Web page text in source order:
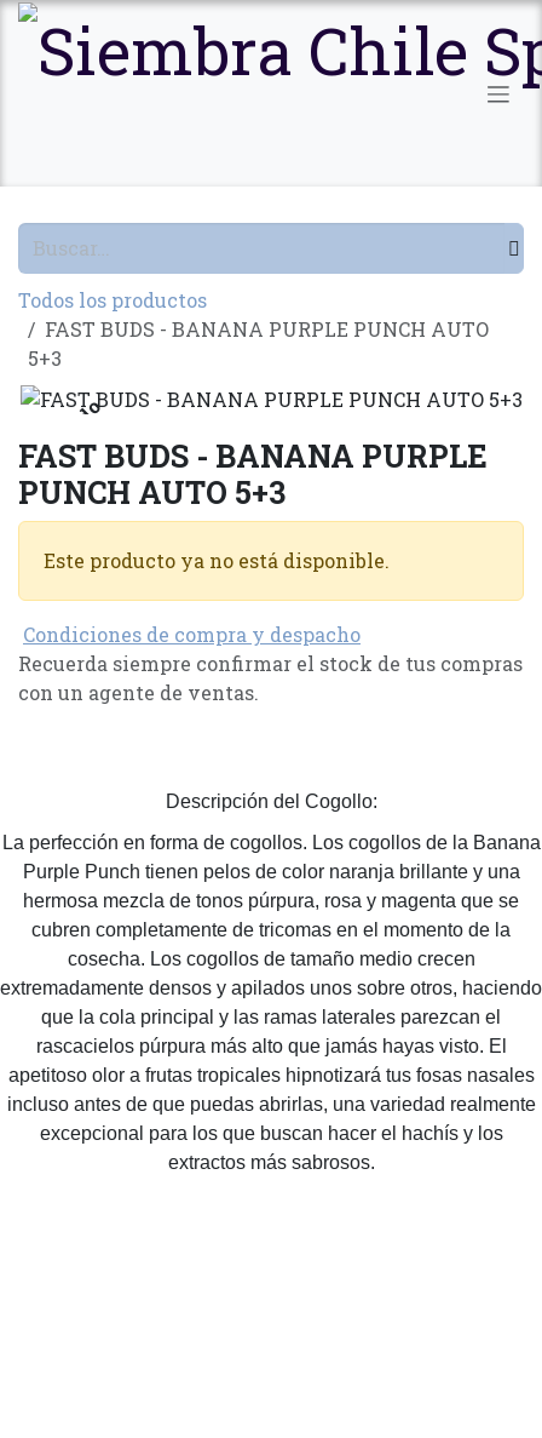
Ir al contenido
Todos los productos
FAST BUDS - BANANA PURPLE PUNCH AUTO
5+3
Agotado
FAST BUDS - BANANA PURPLE
PUNCH AUTO 5+3
Este producto ya no está disponible.
Condiciones de compra y despacho
Recuerda siempre confirmar el stock de tus compras
con un agente de ventas.
Descripción del Cogollo:
La perfección en forma de cogollos. Los cogollos de la Banana
Purple Punch tienen pelos de color naranja brillante y una
hermosa mezcla de tonos púrpura, rosa y magenta que se
cubren completamente de tricomas en el momento de la
cosecha. Los cogollos de tamaño medio crecen
extremadamente densos y apilados unos sobre otros, haciendo
que la cola principal y las ramas laterales parezcan el
rascacielos púrpura más alto que jamás hayas visto. El
apetitoso olor a frutas tropicales hipnotizará tus fosas nasales
incluso antes de que puedas abrirlas, una variedad realmente
excepcional para los que buscan hacer el hachís y los
extractos más sabrosos.